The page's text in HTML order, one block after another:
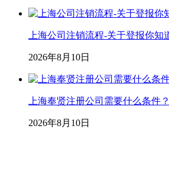
上海公司注销流程-关于登报你知
2026年8月10日
上海奉贤注册公司需要什么条件？
2026年8月10日